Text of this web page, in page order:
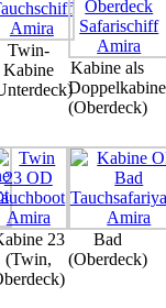
Twin-
Kabine
Kabine als
Doppelkabine
(Oberdeck)
23
(Twin,
Bad
(Oberdeck)